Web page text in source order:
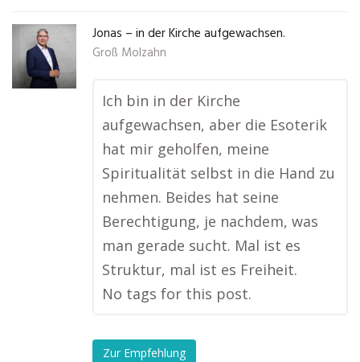
Jonas – in der Kirche aufgewachsen.
Groß Molzahn
Ich bin in der Kirche
aufgewachsen, aber die Esoterik
hat mir geholfen, meine
Spiritualität selbst in die Hand zu
nehmen. Beides hat seine
Berechtigung, je nachdem, was
man gerade sucht. Mal ist es
Struktur, mal ist es Freiheit.
No tags for this post.
Zur Empfehlung